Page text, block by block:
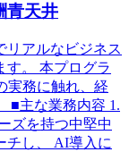
青天井
リアルなビジネス
す。 本プログラ
実務に触れ、経
■主な業務内容 1.
ズを持つ中堅中
チし、 AI導入に